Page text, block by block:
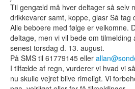
Til gengæld må hver deltager så selv
drikkevarer samt, koppe, glasr Så tag
Alle beboere med følge er velkomne.
deltage, men vi vil bede om tilmelding
senest torsdag d. 13. august.
På SMS til 61779145 eller
I tilfælde af regn, vurderer vi hvad vi
nu skulle vejret blive rimeligt. Vi